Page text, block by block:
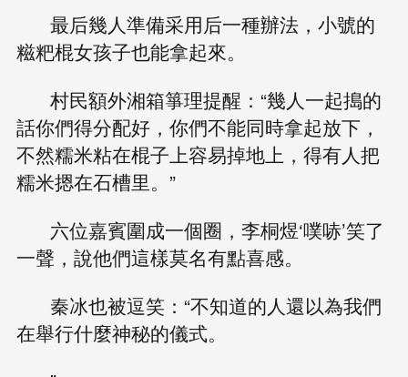
最后幾人準備采用后一種辦法，小號的
糍粑棍女孩子也能拿起來。
村民額外湘箱箏理提醒：“幾人一起搗的
話你們得分配好，你們不能同時拿起放下，
不然糯米粘在棍子上容易掉地上，得有人把
糯米摁在石槽里。”
六位嘉賓圍成一個圈，李桐煜‘噗哧’笑了
一聲，說他們這樣莫名有點喜感。
秦冰也被逗笑：“不知道的人還以為我們
在舉行什麼神秘的儀式。